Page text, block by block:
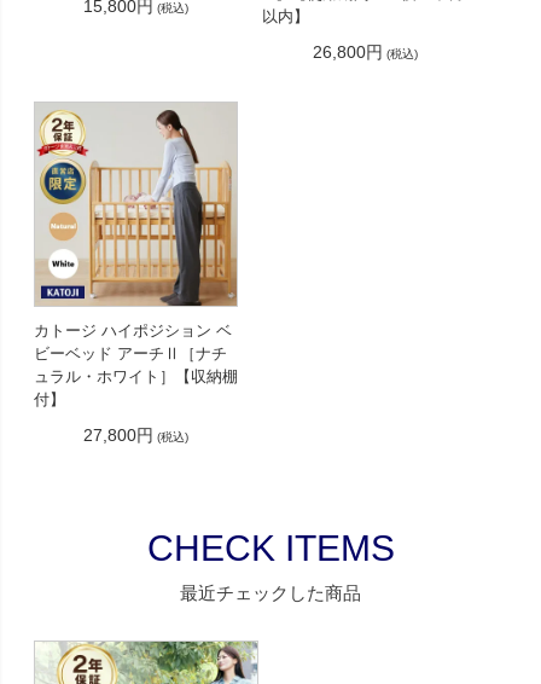
15,800円 (税込)
以内】
26,800円 (税込)
カトージ ハイポジション ベ
ビーベッド アーチⅡ［ナチ
ュラル・ホワイト］【収納棚
付】
27,800円 (税込)
CHECK ITEMS
最近チェックした商品